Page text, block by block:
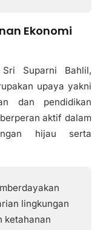
Ekonomi
Suparni Bahlil,
upaya yakni
dan pendidikan
aktif dalam
hijau serta
lingkungan
ketahanan